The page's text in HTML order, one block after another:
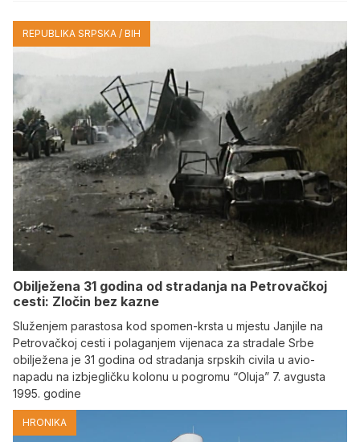
REPUBLIKA SRPSKA / BIH
Obilježena 31 godina od stradanja na Petrovačkoj
cesti: Zločin bez kazne
Služenjem parastosa kod spomen-krsta u mjestu Janjile na
Petrovačkoj cesti i polaganjem vijenaca za stradale Srbe
obilježena je 31 godina od stradanja srpskih civila u avio-
napadu na izbjegličku kolonu u pogromu “Oluja” 7. avgusta
1995. godine
HRONIKA